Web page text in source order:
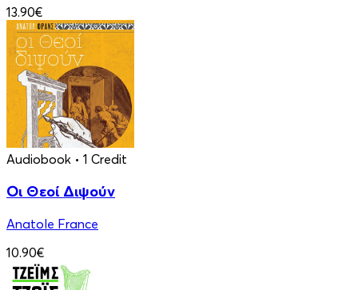
13.90€
Audiobook • 1 Credit
Οι Θεοί Διψούν
Anatole France
10.90€